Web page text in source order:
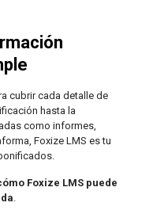
cubrir cada detalle de
hasta la
como informes,
Foxize LMS es tu
Foxize LMS puede
.